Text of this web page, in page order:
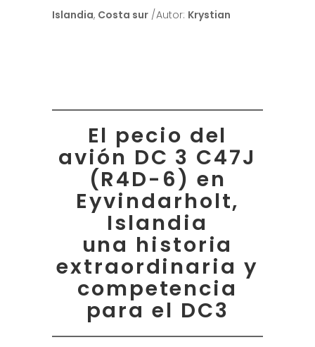
Islandia, Costa sur Autor: Krystian
El pecio del
avión DC 3 C47J
(R4D-6) en
Eyvindarholt,
Islandia
una historia
extraordinaria y
competencia
para el DC3